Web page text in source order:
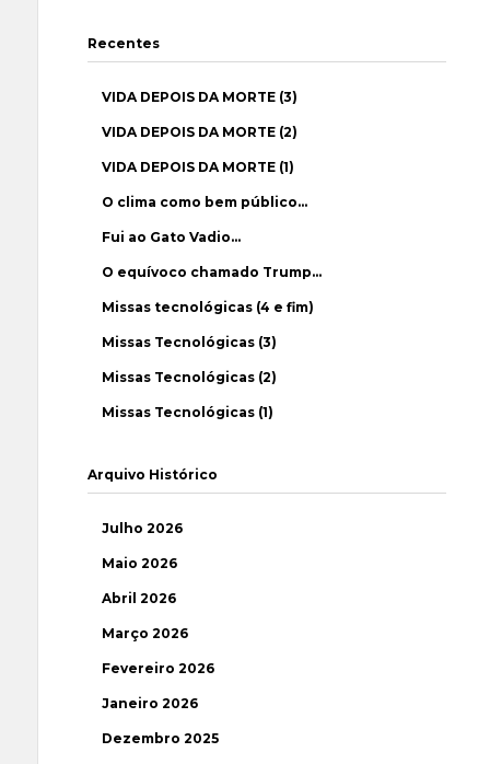
Recentes
VIDA DEPOIS DA MORTE (3)
VIDA DEPOIS DA MORTE (2)
VIDA DEPOIS DA MORTE (1)
O clima como bem público…
Fui ao Gato Vadio…
O equívoco chamado Trump…
Missas tecnológicas (4 e fim)
Missas Tecnológicas (3)
Missas Tecnológicas (2)
Missas Tecnológicas (1)
Arquivo Histórico
Julho 2026
Maio 2026
Abril 2026
Março 2026
Fevereiro 2026
Janeiro 2026
Dezembro 2025